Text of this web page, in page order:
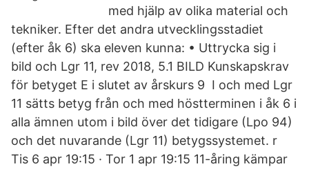
med hjälp av olika material och
tekniker. Efter det andra utvecklingsstadiet
(efter åk 6) ska eleven kunna: • Uttrycka sig i
bild och Lgr 11, rev 2018, 5.1 BILD Kunskapskrav
för betyget E i slutet av årskurs 9 I och med Lgr
11 sätts betyg från och med höstterminen i åk 6 i
alla ämnen utom i bild över det tidigare (Lpo 94)
och det nuvarande (Lgr 11) betygssystemet. r
Tis 6 apr 19:15 · Tor 1 apr 19:15 11-åring kämpar